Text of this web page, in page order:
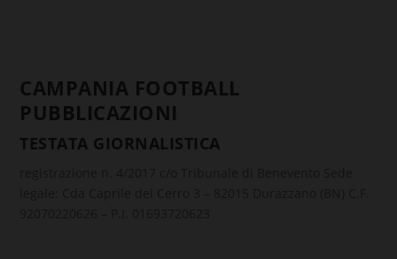
CAMPANIA FOOTBALL
PUBBLICAZIONI
TESTATA GIORNALISTICA